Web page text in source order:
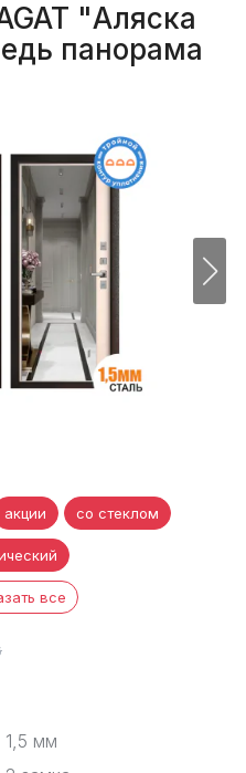
"Аляска
панорама
акции со стеклом
все
1,5 мм